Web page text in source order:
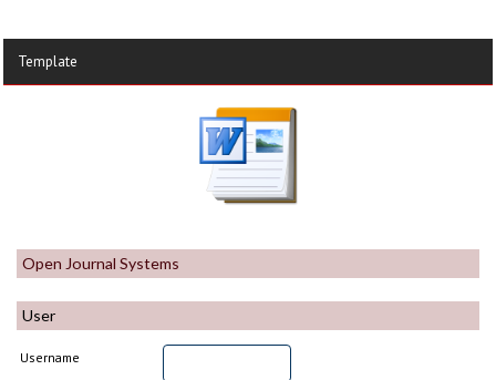
Template
Open Journal Systems
User
Username